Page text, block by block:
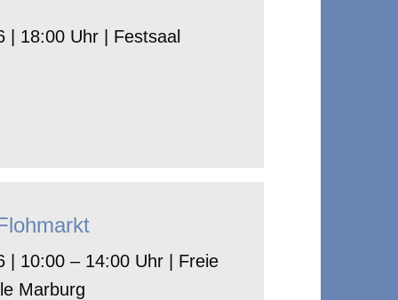
| 18:00 Uhr | Festsaal
| 10:00 – 14:00 Uhr | Freie
Marburg